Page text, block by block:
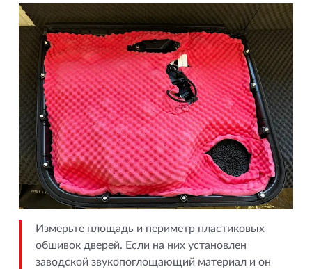
Измерьте площадь и периметр пластиковых
обшивок дверей. Если на них установлен
заводской звукопоглощающий материал и он